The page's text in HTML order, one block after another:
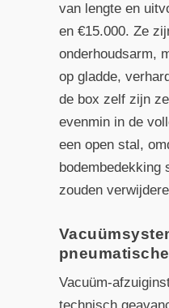
van lengte en
en €15.000. Ze
onderhoudsarm,
op gladde,
de box zelf zijn
evenmin in de
een open stal,
bodembedekking
zouden
Vacuüm-
technisch